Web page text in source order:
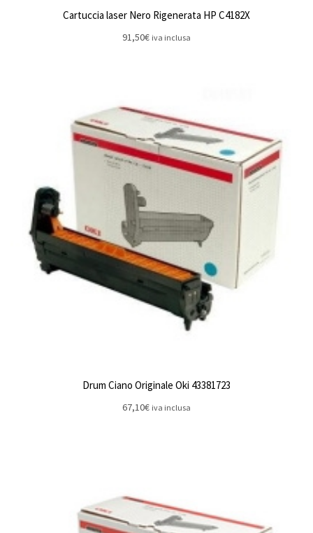
Cartuccia laser Nero Rigenerata HP C4182X
91,50€ iva inclusa
Drum Ciano Originale Oki 43381723
67,10€ iva inclusa